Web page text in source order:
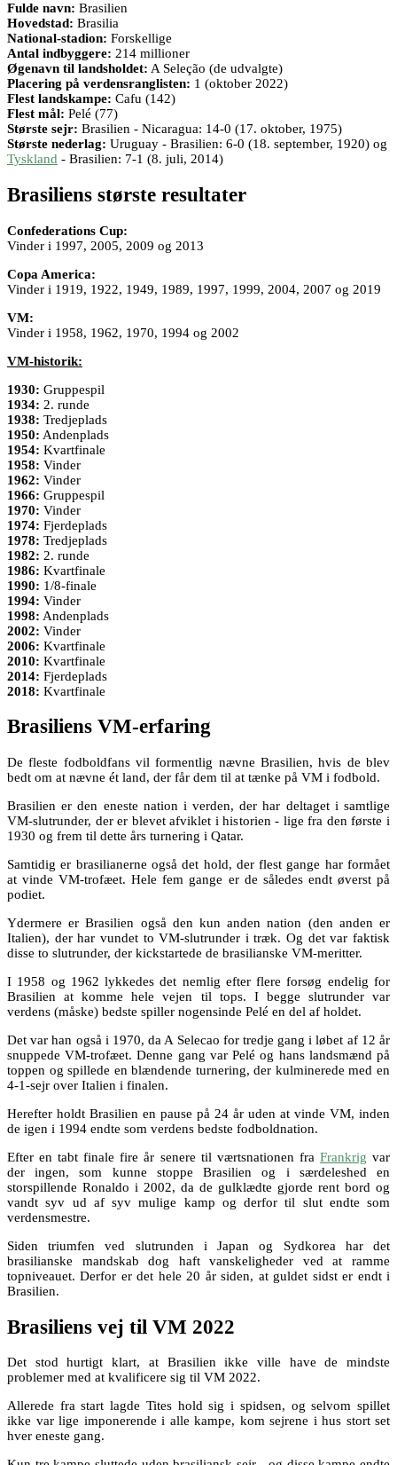
Fulde navn: Brasilien
Hovedstad: Brasilia
National-stadion: Forskellige
Antal indbyggere: 214 millioner
Øgenavn til landsholdet: A Seleção (de udvalgte)
Placering på verdensranglisten: 1 (oktober 2022)
Flest landskampe: Cafu (142)
Flest mål: Pelé (77)
Største sejr: Brasilien - Nicaragua: 14-0 (17. oktober, 1975)
Største nederlag: Uruguay - Brasilien: 6-0 (18. september, 1920) og
Tyskland - Brasilien: 7-1 (8. juli, 2014)
Brasiliens største resultater
Confederations Cup:
Vinder i 1997, 2005, 2009 og 2013
Copa America:
Vinder i 1919, 1922, 1949, 1989, 1997, 1999, 2004, 2007 og 2019
VM:
Vinder i 1958, 1962, 1970, 1994 og 2002
VM-historik:
1930: Gruppespil
1934: 2. runde
1938: Tredjeplads
1950: Andenplads
1954: Kvartfinale
1958: Vinder
1962: Vinder
1966: Gruppespil
1970: Vinder
1974: Fjerdeplads
1978: Tredjeplads
1982: 2. runde
1986: Kvartfinale
1990: 1/8-finale
1994: Vinder
1998: Andenplads
2002: Vinder
2006: Kvartfinale
2010: Kvartfinale
2014: Fjerdeplads
2018: Kvartfinale
Brasiliens VM-erfaring
De fleste fodboldfans vil formentlig nævne Brasilien, hvis de blev
bedt om at nævne ét land, der får dem til at tænke på VM i fodbold.
Brasilien er den eneste nation i verden, der har deltaget i samtlige
VM-slutrunder, der er blevet afviklet i historien - lige fra den første i
1930 og frem til dette års turnering i Qatar.
Samtidig er brasilianerne også det hold, der flest gange har formået
at vinde VM-trofæet. Hele fem gange er de således endt øverst på
podiet.
Ydermere er Brasilien også den kun anden nation (den anden er
Italien), der har vundet to VM-slutrunder i træk. Og det var faktisk
disse to slutrunder, der kickstartede de brasilianske VM-meritter.
I 1958 og 1962 lykkedes det nemlig efter flere forsøg endelig for
Brasilien at komme hele vejen til tops. I begge slutrunder var
verdens (måske) bedste spiller nogensinde Pelé en del af holdet.
Det var han også i 1970, da A Selecao for tredje gang i løbet af 12 år
snuppede VM-trofæet. Denne gang var Pelé og hans landsmænd på
toppen og spillede en blændende turnering, der kulminerede med en
4-1-sejr over Italien i finalen.
Herefter holdt Brasilien en pause på 24 år uden at vinde VM, inden
de igen i 1994 endte som verdens bedste fodboldnation.
Efter en tabt finale fire år senere til værtsnationen fra Frankrig var
der ingen, som kunne stoppe Brasilien og i særdeleshed en
storspillende Ronaldo i 2002, da de gulklædte gjorde rent bord og
vandt syv ud af syv mulige kamp og derfor til slut endte som
verdensmestre.
Siden triumfen ved slutrunden i Japan og Sydkorea har det
brasilianske mandskab dog haft vanskeligheder ved at ramme
topniveauet. Derfor er det hele 20 år siden, at guldet sidst er endt i
Brasilien.
Brasiliens vej til VM 2022
Det stod hurtigt klart, at Brasilien ikke ville have de mindste
problemer med at kvalificere sig til VM 2022.
Allerede fra start lagde Tites hold sig i spidsen, og selvom spillet
ikke var lige imponerende i alle kampe, kom sejrene i hus stort set
hver eneste gang.